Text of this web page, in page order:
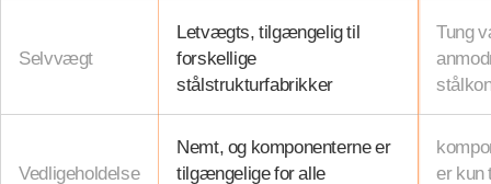
Selvvægt
Letvægts, tilgængelig til
forskellige
stålstrukturfabrikker
Tung
Vedligeholdelse
Nemt, og komponenterne er
tilgængelige for alle
er kun